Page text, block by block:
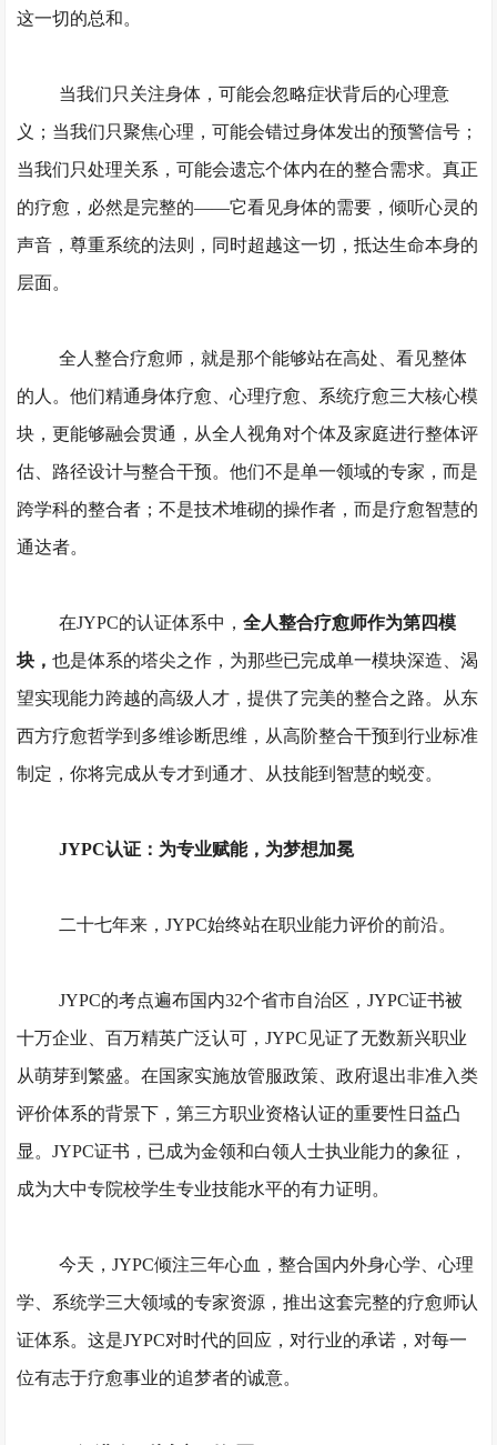
这一切的总和。
当我们只关注身体，可能会忽略症状背后的心理意
义；当我们只聚焦心理，可能会错过身体发出的预警信号；
当我们只处理关系，可能会遗忘个体内在的整合需求。真正
的疗愈，必然是完整的——它看见身体的需要，倾听心灵的
声音，尊重系统的法则，同时超越这一切，抵达生命本身的
层面。
全人整合疗愈师，就是那个能够站在高处、看见整体
的人。他们精通身体疗愈、心理疗愈、系统疗愈三大核心模
块，更能够融会贯通，从全人视角对个体及家庭进行整体评
估、路径设计与整合干预。他们不是单一领域的专家，而是
跨学科的整合者；不是技术堆砌的操作者，而是疗愈智慧的
通达者。
在JYPC的认证体系中， 全人整合疗愈师作为第四模
块，也是体系的塔尖之作，为那些已完成单一模块深造、渴
望实现能力跨越的高级人才，提供了完美的整合之路。从东
西方疗愈哲学到多维诊断思维，从高阶整合干预到行业标准
制定，你将完成从专才到通才、从技能到智慧的蜕变。
JYPC认证：为专业赋能，为梦想加冕
二十七年来， JYPC始终站在职业能力评价的前沿。
JYPC的考点遍布国内32个省市自治区，JYPC证书被
十万企业、百万精英广泛认可，JYPC见证了无数新兴职业
从萌芽到繁盛。在国家实施放管服政策、政府退出非准入类
评价体系的背景下，第三方职业资格认证的重要性日益凸
显。JYPC证书，已成为金领和白领人士执业能力的象征，
成为大中专院校学生专业技能水平的有力证明。
今天， JYPC倾注三年心血，整合国内外身心学、心理
学、系统学三大领域的专家资源，推出这套完整的疗愈师认
证体系。这是JYPC对时代的回应，对行业的承诺，对每一
位有志于疗愈事业的追梦者的诚意。